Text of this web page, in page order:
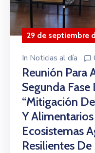
Transparencia
Contácto
29 de septiembre
In Noticias al día
Reunión Para
Segunda
“Mitigación
Y
Ecosistemas
Resilientes